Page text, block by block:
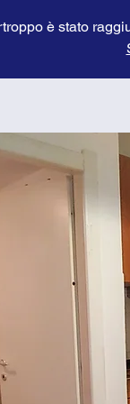
è stato